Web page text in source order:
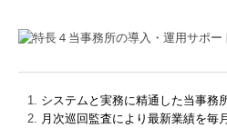
システムと実務に精通した当事務
月次巡回監査により最新業績を毎